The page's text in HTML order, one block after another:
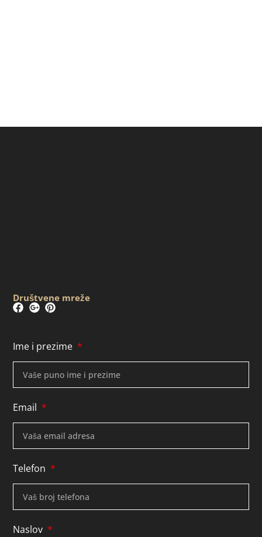
Društvene mreže
Ime i prezime
Email
Telefon
Naslov